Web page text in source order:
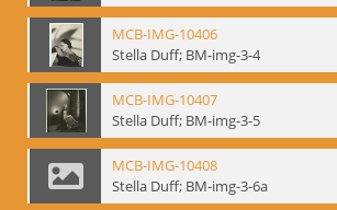
MCB-IMG-10406
Stella Duff; BM-img-3-4
MCB-IMG-10407
Stella Duff; BM-img-3-5
MCB-IMG-10408
Stella Duff; BM-img-3-6a